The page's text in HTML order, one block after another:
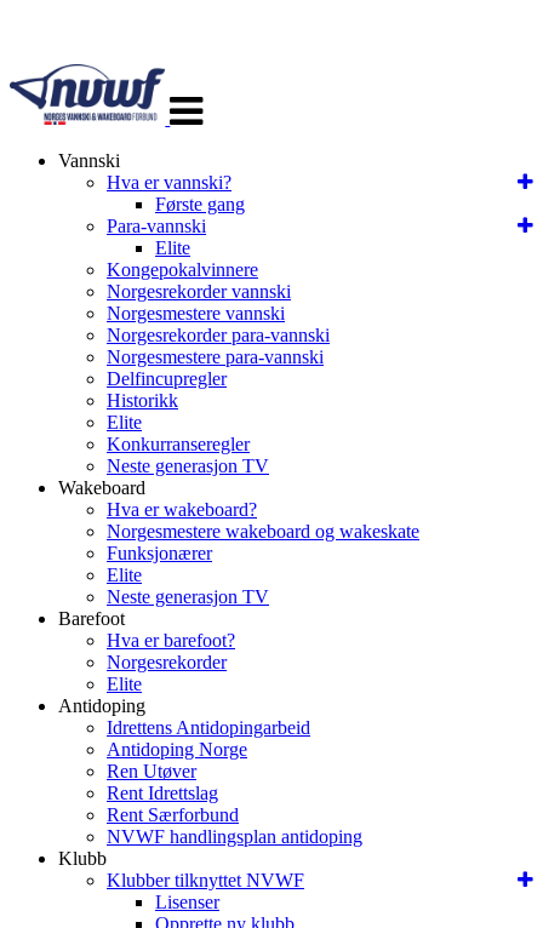
navigasjon
Vannski
Hva er vannski?
Første gang
Para-vannski
Elite
Kongepokalvinnere
Norgesrekorder vannski
Norgesmestere vannski
Norgesrekorder para-vannski
Norgesmestere para-vannski
Delfincupregler
Historikk
Elite
Konkurranseregler
Neste generasjon TV
Wakeboard
Hva er wakeboard?
Norgesmestere wakeboard og wakeskate
Funksjonærer
Elite
Neste generasjon TV
Barefoot
Hva er barefoot?
Norgesrekorder
Elite
Antidoping
Idrettens Antidopingarbeid
Antidoping Norge
Ren Utøver
Rent Idrettslag
Rent Særforbund
NVWF handlingsplan antidoping
Klubb
Klubber tilknyttet NVWF
Lisenser
Opprette ny klubb